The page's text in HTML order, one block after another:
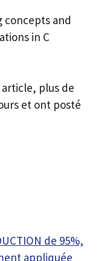
concepts and
in C
plus de
et ont posté
de 95%,
appliquée